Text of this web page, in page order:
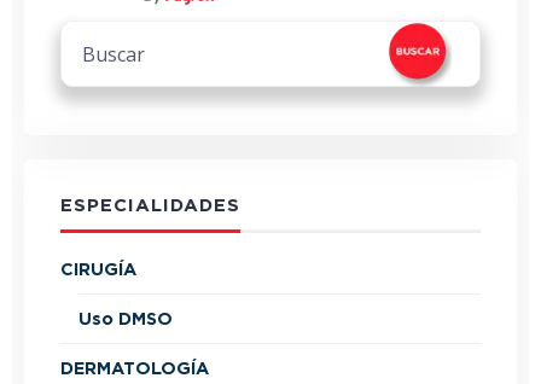
ESPECIALIDADES
CIRUGÍA
Uso DMSO
DERMATOLOGÍA